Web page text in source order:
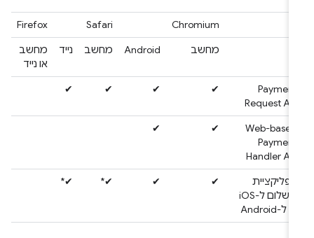
Chromium
Safari
Firefox
מחשב
Android מחשב נייד
מחשב
או נייד
Payment
Request API
Web-based
Payment
Handler API
אפליקציית
תשלום ל-iOS